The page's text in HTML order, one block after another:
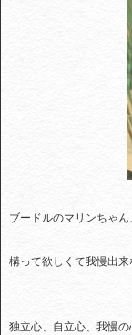
ブードルのマリンちゃん
構って欲しくて我慢出
独立心、自立心、我慢の